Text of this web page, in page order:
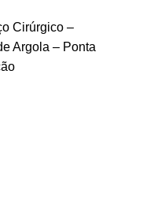
Cirúrgico –
Argola – Ponta